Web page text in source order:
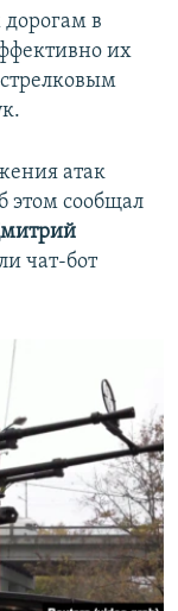
в
их
атак
этом сообщал
чат-бот